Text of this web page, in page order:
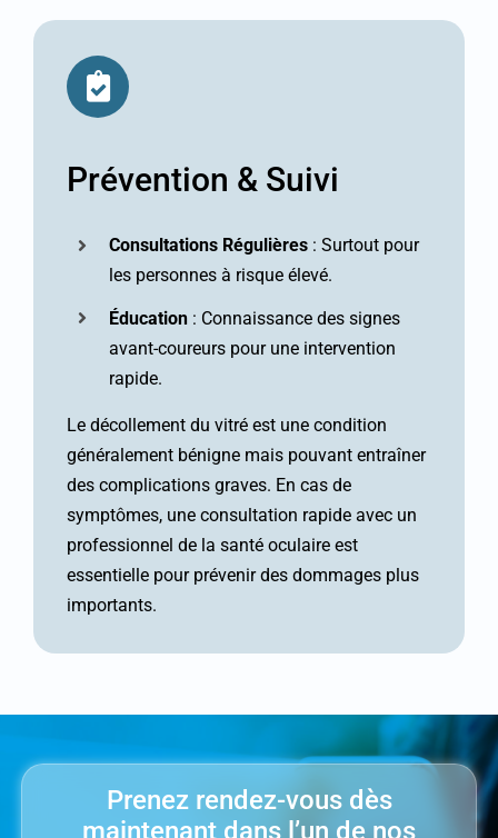
Prévention & Suivi
Consultations Régulières : Surtout pour
les personnes à risque élevé.
Éducation : Connaissance des signes
avant-coureurs pour une intervention
rapide.
Le décollement du vitré est une condition
généralement bénigne mais pouvant entraîner
des complications graves. En cas de
symptômes, une consultation rapide avec un
professionnel de la santé oculaire est
essentielle pour prévenir des dommages plus
importants.
Prenez rendez-vous dès
maintenant dans l’un de nos